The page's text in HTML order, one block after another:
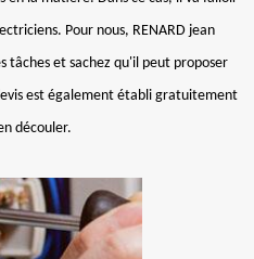
Pour nous, RENARD jean
tâches et sachez qu'il peut proposer
est également établi gratuitement
découler.